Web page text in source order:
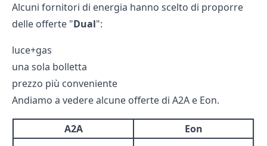
Alcuni fornitori di energia hanno scelto di proporre
delle offerte "Dual":
luce+gas
una sola bolletta
prezzo più conveniente
Andiamo a vedere alcune offerte di A2A e Eon.
A2A Eon